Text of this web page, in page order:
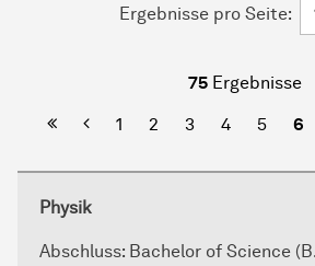
Ergebnisse pro Seite:
75 Ergebnisse
Erste Seite
Vorherige
1 2 3 4 5 6
Physik
Abschluss: Bachelor of Science